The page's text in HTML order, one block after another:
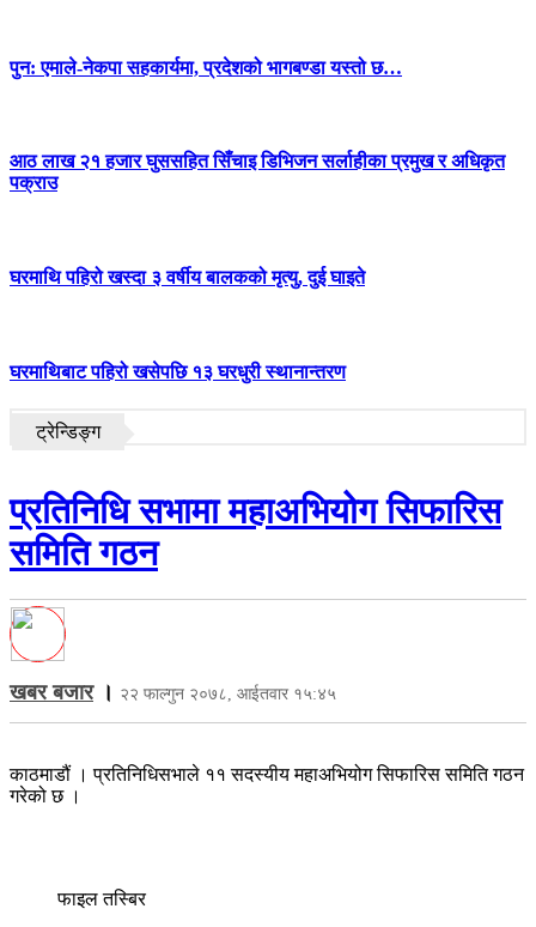
पुन: एमाले-नेकपा सहकार्यमा, प्रदेशको भागबण्डा यस्तो छ…
आठ लाख २१ हजार घुससहित सिँचाइ डिभिजन सर्लाहीका प्रमुख र अधिकृत
पक्राउ
घरमाथि पहिरो खस्दा ३ वर्षीय बालकको मृत्यु, दुई घाइते
घरमाथिबाट पहिरो खसेपछि १३ घरधुरी स्थानान्तरण
ट्रेन्डिङ्ग
प्रतिनिधि सभामा महाअभियोग सिफारिस
समिति गठन
खबर बजार। २२ फाल्गुन २०७८, आईतवार १५:४५
काठमाडौं । प्रतिनिधिसभाले ११ सदस्यीय महाअभियोग सिफारिस समिति गठन
गरेको छ ।
फाइल तस्बिर